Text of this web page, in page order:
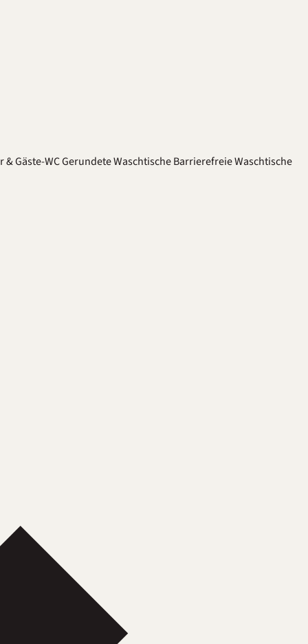
& Gäste-WCGerundete WaschtischeBarrierefreie Waschtische